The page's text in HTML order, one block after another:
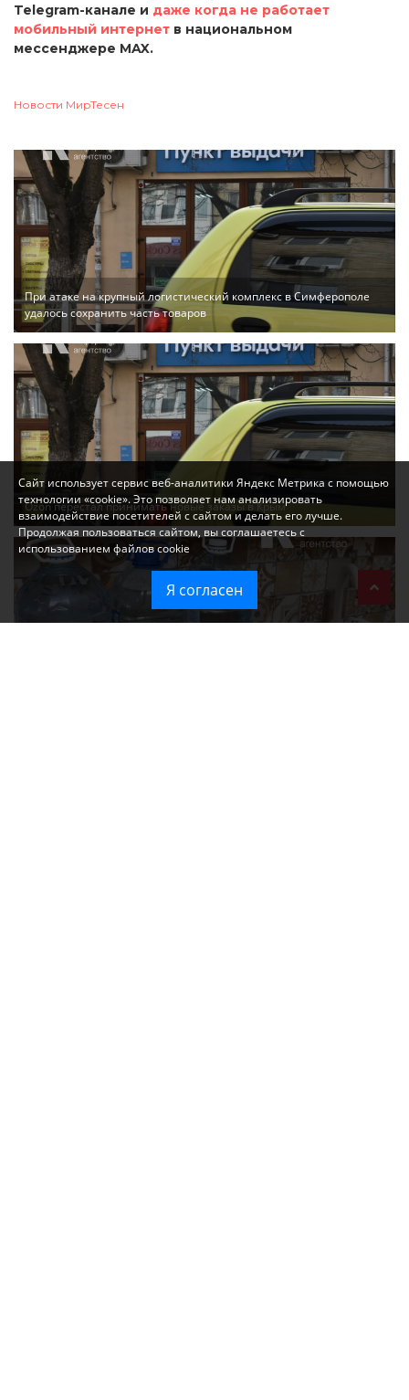
Telegram-канале и даже когда не работает
мобильный интернет в национальном
мессенджере MAX.
Новости МирТесен
При атаке на крупный логистический комплекс в Симферополе
удалось сохранить часть товаров
Ozon перестал принимать новые заказы в Крым
Сайт использует сервис веб-аналитики Яндекс Метрика с помощью
технологии «cookie». Это позволяет нам анализировать
взаимодействие посетителей с сайтом и делать его лучше.
Продолжая пользоваться сайтом, вы соглашаетесь с
использованием файлов cookie
Я согласен